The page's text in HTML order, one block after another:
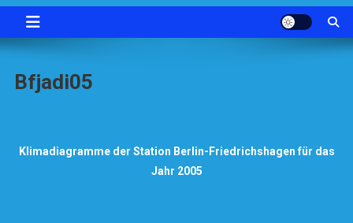
Bfjadi05
Klimadiagramme der Station Berlin-Friedrichshagen für das
Jahr 2005